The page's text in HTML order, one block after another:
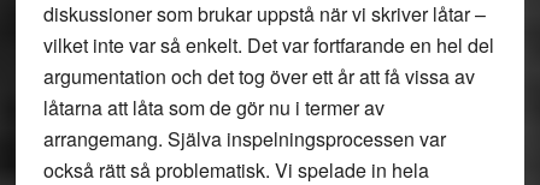
diskussioner som brukar uppstå när vi skriver låtar –
vilket inte var så enkelt. Det var fortfarande en hel del
argumentation och det tog över ett år att få vissa av
låtarna att låta som de gör nu i termer av
arrangemang. Själva inspelningsprocessen var
också rätt så problematisk. Vi spelade in hela